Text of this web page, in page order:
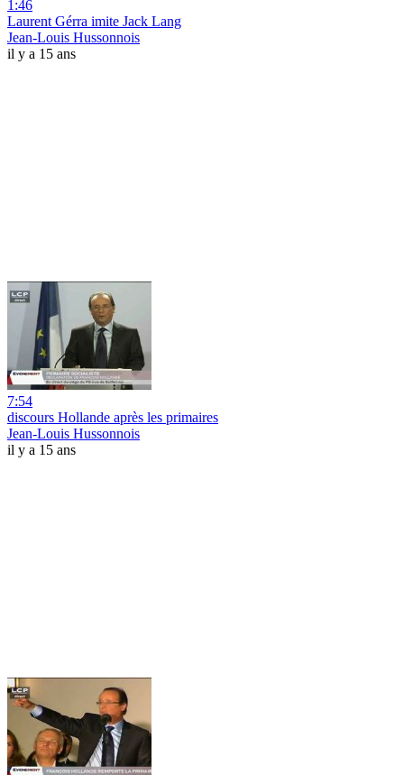
1:46
Laurent Gérra imite Jack Lang
Jean-Louis Hussonnois
il y a 15 ans
7:54
discours Hollande après les primaires
Jean-Louis Hussonnois
il y a 15 ans